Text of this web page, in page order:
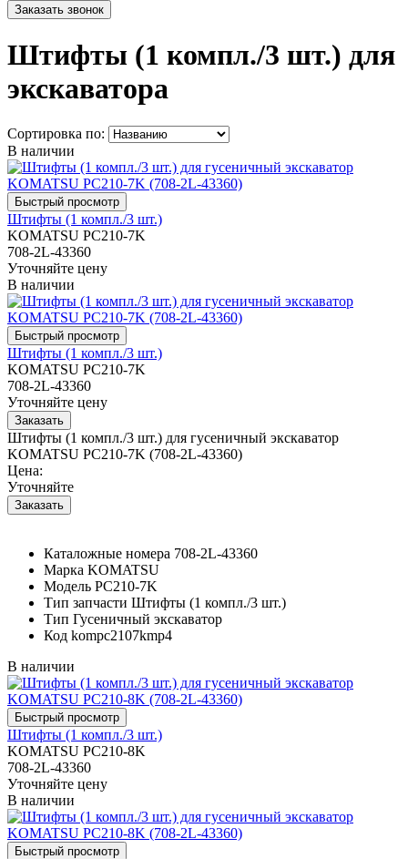
Штифты (1 компл./3 шт.) для
экскаватора
Сортировка по:
В наличии
Штифты (1 компл./3 шт.)
KOMATSU PC210-7K
708-2L-43360
Уточняйте цену
В наличии
Штифты (1 компл./3 шт.)
KOMATSU PC210-7K
708-2L-43360
Уточняйте цену
Штифты (1 компл./3 шт.) для гусеничный экскаватор
KOMATSU PC210-7K (708-2L-43360)
Цена:
Уточняйте
Каталожные номера 708-2L-43360
Марка KOMATSU
Модель PC210-7K
Тип запчасти Штифты (1 компл./3 шт.)
Тип Гусеничный экскаватор
Код kompc2107kmp4
В наличии
Штифты (1 компл./3 шт.)
KOMATSU PC210-8K
708-2L-43360
Уточняйте цену
В наличии